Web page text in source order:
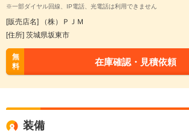
※一部ダイヤル回線、IP電話、光電話は利用できません
[販売店名] （株）ＰＪＭ
[住所] 茨城県坂東市
無
料
在庫確認・見積依頼
装備